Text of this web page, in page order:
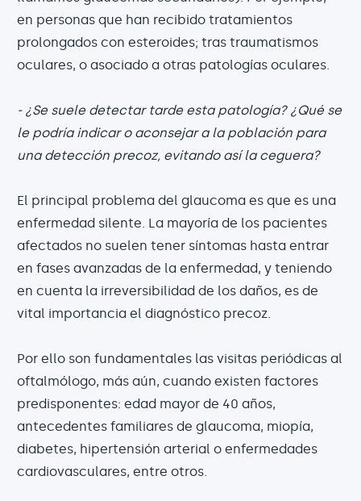
en personas que han recibido tratamientos
prolongados con esteroides; tras traumatismos
oculares, o asociado a otras patologías oculares.
- ¿Se suele detectar tarde esta patología? ¿Qué se
le podría indicar o aconsejar a la población para
una detección precoz, evitando así la ceguera?
El principal problema del glaucoma es que es una
enfermedad silente. La mayoría de los pacientes
afectados no suelen tener síntomas hasta entrar
en fases avanzadas de la enfermedad, y teniendo
en cuenta la irreversibilidad de los daños, es de
vital importancia el diagnóstico precoz.
Por ello son fundamentales las visitas periódicas al
oftalmólogo, más aún, cuando existen factores
predisponentes: edad mayor de 40 años,
antecedentes familiares de glaucoma, miopía,
diabetes, hipertensión arterial o enfermedades
cardiovasculares, entre otros.